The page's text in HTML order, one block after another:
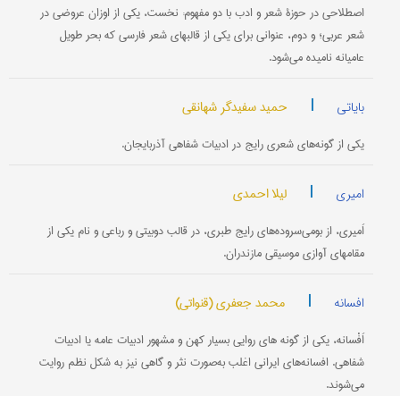
اصطلاحی در حوزۀ شعر و ادب با دو مفهوم: نخست، یکی از اوزان عروضی در
شعر عربی؛ و دوم، عنوانی برای یکی از قالبهای شعر فارسی که بحر طویل
عامیانه نامیده می‌شود.
بایاتی | حمید سفیدگر شهانقی
یکی از گونه‌های شعری رایج در ادبیات شفاهی آذربایجان.
امیری | لیلا احمدی
اَمیری، از بومی‌سروده‌های رایج طبری، در قالب دوبیتی و رباعی و نام یکی از
مقامهای آوازی موسیقی مازندران.
افسانه | محمد جعفری (قنواتی)
اَفْسانه، یکی از گونه های روایی بسیار کهن و مشهور ادبیات عامه یا ادبیات
شفاهی. افسانه‌های ایرانی اغلب به‌صورت نثر و گاهی نیز به شکل نظم روایت
می‌شوند.